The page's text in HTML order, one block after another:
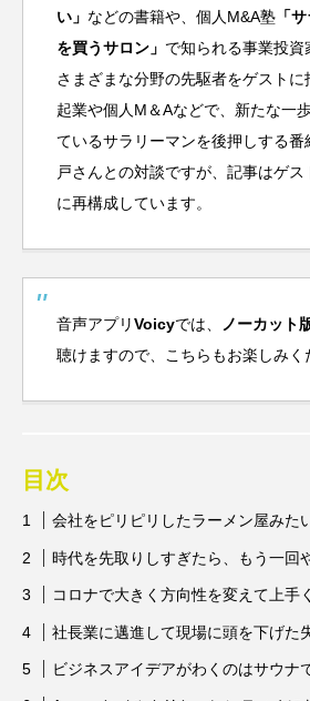
い 」 などの書籍や、個人M&A塾 「サ
を買うサロン 」 で知られる事業投資
さまざまな分野の先駆者をゲストに
起業や個人M＆Aなどで、新たな一
ているサラリーマンを後押しする番
戸さんとの対談ですが、記事はゲ
に再構成しています。
音声アプリVoicyでは、 ノーカット
聴けますので、こちらもお楽しみく
目次
会社をピリピリしたラーメン屋みた
時代を先取りしすぎたら、もう一回
コロナで大きく方向性を変えて上手
社長業に邁進して現場に頭を下げた
ビジネスアイデアがわくのはサウナ